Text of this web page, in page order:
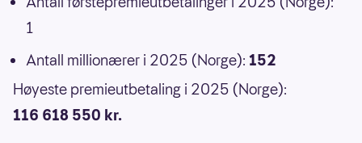
1
Antall millionærer i 2025 (Norge): 152
Høyeste premieutbetaling i 2025 (Norge):
116 618 550 kr.